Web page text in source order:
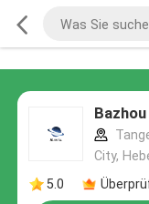
City,
5.0